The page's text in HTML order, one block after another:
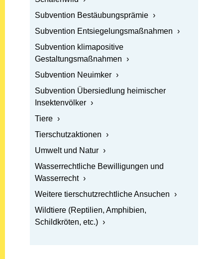
Öffnen: Subvention Bestäubungsprämie
Subvention Bestäubungsprämie
Öffnen: Subvention Entsiegelungsmaßnahmen
Subvention Entsiegelungsmaßnahmen
Öffnen: Subvention klimapositive
Subvention klimapositive
Gestaltungsmaßnahmen
Öffnen: Subvention Neuimker
Subvention Neuimker
Öffnen: Subvention Übersiedlung heimischer
Subvention Übersiedlung heimischer
Insektenvölker
Öffnen: Tiere
Tiere
Öffnen: Tierschutzaktionen
Tierschutzaktionen
Öffnen: Umwelt und Natur
Umwelt und Natur
Öffnen: Wasserrechtliche Bewilligungen und
Wasserrechtliche Bewilligungen und
Wasserrecht
Öffnen: Weitere tierschutzrechtliche Ansuchen
Weitere tierschutzrechtliche Ansuchen
Öffnen: Wildtiere (Reptilien, Amphibien, Schildkröten,
Wildtiere (Reptilien, Amphibien,
Schildkröten, etc.)